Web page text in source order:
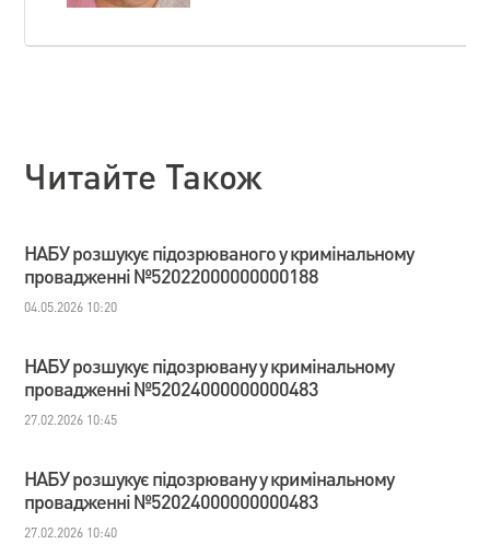
Читайте Також
НАБУ розшукує підозрюваного у кримінальному
провадженні №52022000000000188
04.05.2026 10:20
НАБУ розшукує підозрювану у кримінальному
провадженні №52024000000000483
27.02.2026 10:45
НАБУ розшукує підозрювану у кримінальному
провадженні №52024000000000483
27.02.2026 10:40